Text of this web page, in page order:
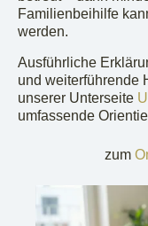
Familienbeihilfe
werden.
Ausführliche
und weiterführende
unserer Unterseite
umfassende
zum